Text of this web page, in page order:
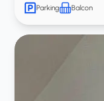
Parking Balcon